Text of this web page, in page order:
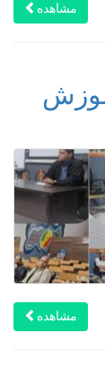
مشاهده
مشاهده